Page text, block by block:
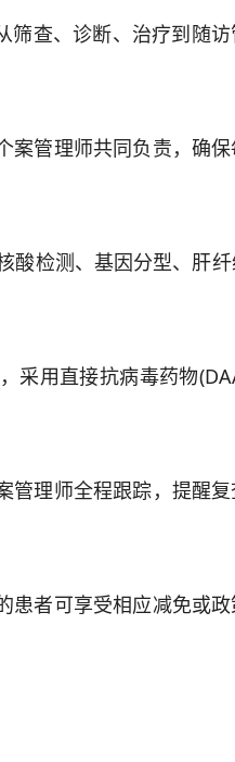
查、诊断、治疗到随访
管理师共同负责，确保
检测、基因分型、肝
用直接抗病毒药物
理师全程跟踪，提醒复
者可享受相应减免或政